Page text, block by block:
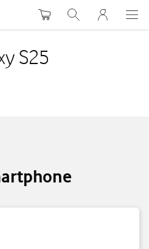
WarenkorbSuche MeinVodafone
S25